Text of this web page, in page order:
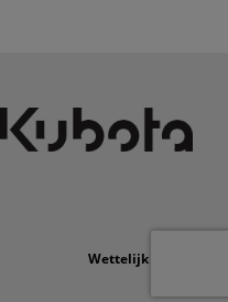
Wettelijk